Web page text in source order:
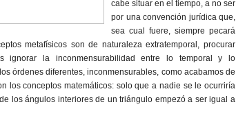
cabe situar en el tiempo, a no ser
por una convención jurídica que,
sea cual fuere, siempre pecará
metafísicos son de naturaleza extratemporal, procurar
ignorar la inconmensurabilidad entre lo temporal y lo
órdenes diferentes, inconmensurables, como acabamos de
los conceptos matemáticos: solo que a nadie se le ocurriría
los ángulos interiores de un triángulo empezó a ser igual a